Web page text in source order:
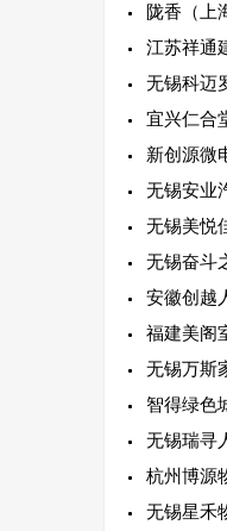
陇香（上
江苏祥通
无锡科迈
宜兴仁合
新创源微
无锡安业
无锡美悦
无锡奋斗
安徽创越
福建美阁
无锡万斯
智得绿色
无锡瑞寻
杭州博源
无锡星禾